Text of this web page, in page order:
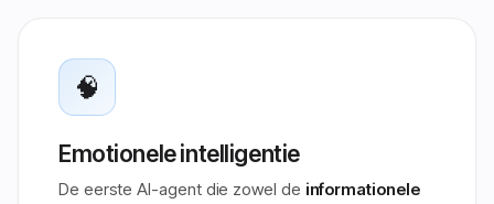
🧠
Emotionele intelligentie
De eerste AI-agent die zowel de informationele